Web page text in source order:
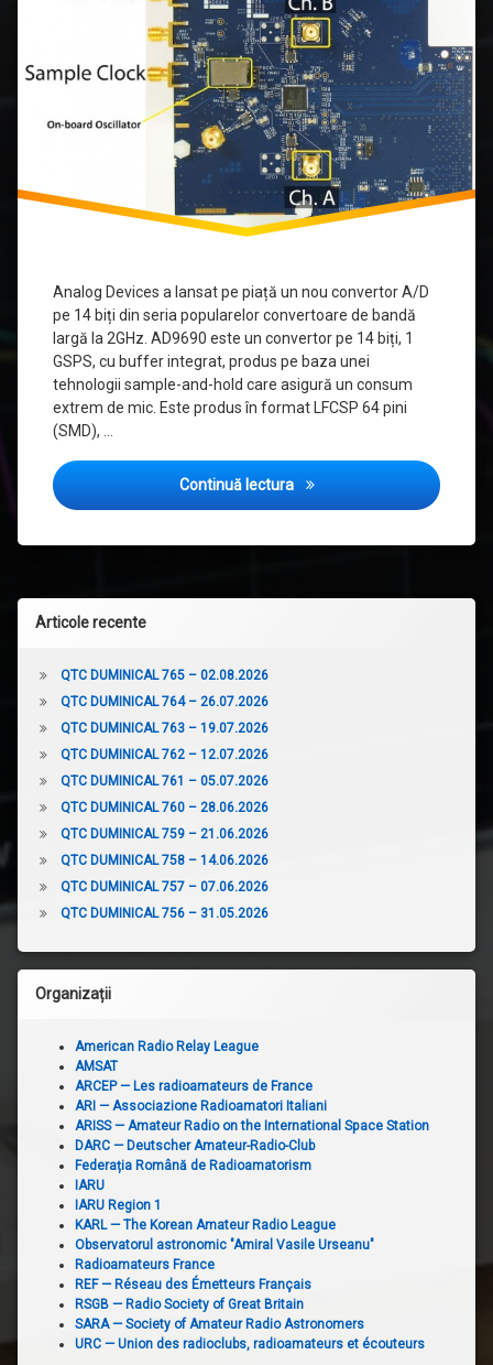
Analog Devices a lansat pe piață un nou convertor A/D
pe 14 biți din seria popularelor convertoare de bandă
largă la 2GHz. AD9690 este un convertor pe 14 biți, 1
GSPS, cu buffer integrat, produs pe baza unei
tehnologii sample-and-hold care asigură un consum
extrem de mic. Este produs în format LFCSP 64 pini
(SMD), …
Continuă lectura AD9690 de la Analog
Articole recente
QTC DUMINICAL 765 – 02.08.2026
QTC DUMINICAL 764 – 26.07.2026
QTC DUMINICAL 763 – 19.07.2026
QTC DUMINICAL 762 – 12.07.2026
QTC DUMINICAL 761 – 05.07.2026
QTC DUMINICAL 760 – 28.06.2026
QTC DUMINICAL 759 – 21.06.2026
QTC DUMINICAL 758 – 14.06.2026
QTC DUMINICAL 757 – 07.06.2026
QTC DUMINICAL 756 – 31.05.2026
Organizații
American Radio Relay League
AMSAT
ARCEP — Les radioamateurs de France
ARI — Associazione Radioamatori Italiani
ARISS — Amateur Radio on the International Space Station
DARC — Deutscher Amateur-Radio-Club
Federația Română de Radioamatorism
IARU
IARU Region 1
KARL — The Korean Amateur Radio League
Observatorul astronomic "Amiral Vasile Urseanu"
Radioamateurs France
REF — Réseau des Émetteurs Français
RSGB — Radio Society of Great Britain
SARA — Society of Amateur Radio Astronomers
URC — Union des radioclubs, radioamateurs et écouteurs